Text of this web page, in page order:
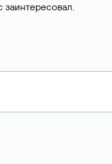
заинтересовал.